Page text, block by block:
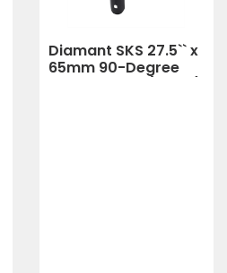
Diamant SKS 27.5`` x
65mm 90-Degree